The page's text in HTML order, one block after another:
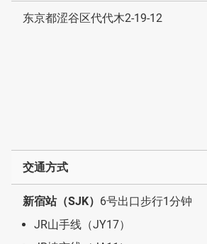
东京都涩谷区代代木2-19-12
交通方式
新宿站（SJK） 6号出口步行1分钟
JR山手线（JY17）